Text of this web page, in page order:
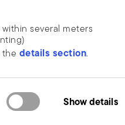
several meters
details section.
our traffic. We also
services.
Show details
BRAND
generali Privacy & Policy Cookies